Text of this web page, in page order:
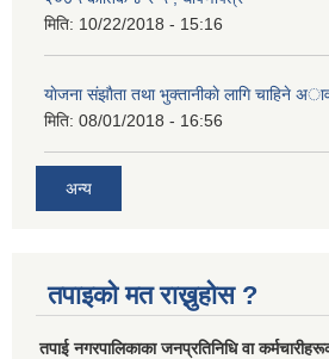
मिति: 10/22/2018 - 15:16
याेजना संझाैता तथा भुक्तानीकाे लागि चाहिने
मिति: 08/01/2018 - 16:56
अन्य
तपाइको मत राख्नुहोस ?
तपा‌ई नगरपालिकाका जनप्रतिनिधि वा